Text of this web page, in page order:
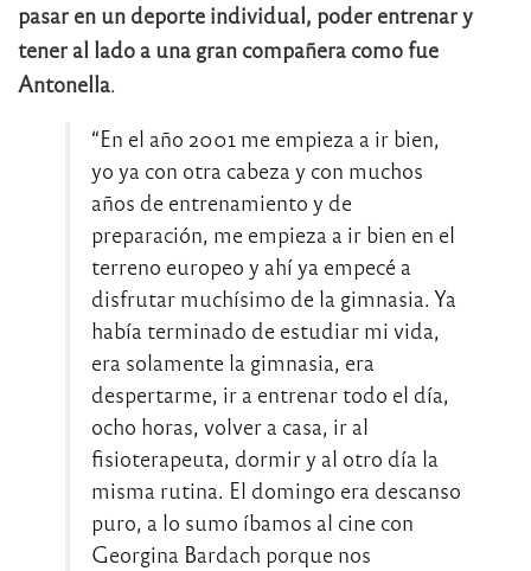
pasar en un deporte individual, poder entrenar y
tener al lado a una gran compañera como fue
Antonella.
“En el año 2001 me empieza a ir bien,
yo ya con otra cabeza y con muchos
años de entrenamiento y de
preparación, me empieza a ir bien en el
terreno europeo y ahí ya empecé a
disfrutar muchísimo de la gimnasia. Ya
había terminado de estudiar mi vida,
era solamente la gimnasia, era
despertarme, ir a entrenar todo el día,
ocho horas, volver a casa, ir al
fisioterapeuta, dormir y al otro día la
misma rutina. El domingo era descanso
puro, a lo sumo íbamos al cine con
Georgina Bardach porque nos